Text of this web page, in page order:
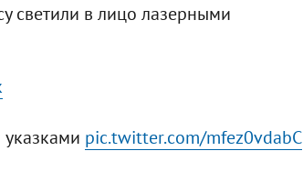
светили в лицо лазерными
pic.twitter.com/mfez0vdabC